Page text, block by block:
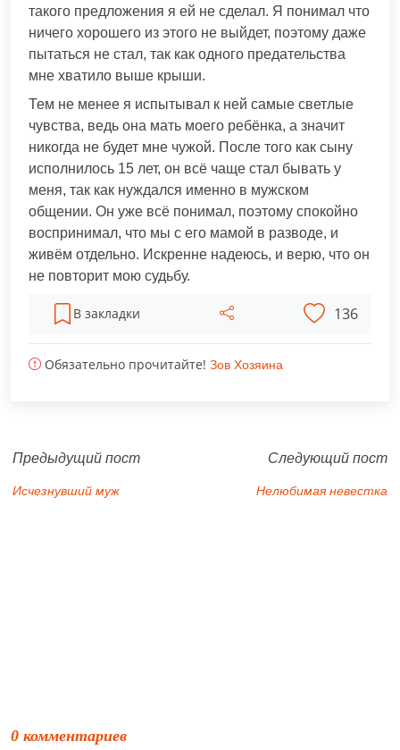
такого предложения я ей не сделал. Я понимал что
ничего хорошего из этого не выйдет, поэтому даже
пытаться не стал, так как одного предательства
мне хватило выше крыши.
Тем не менее я испытывал к ней самые светлые
чувства, ведь она мать моего ребёнка, а значит
никогда не будет мне чужой. После того как сыну
исполнилось 15 лет, он всё чаще стал бывать у
меня, так как нуждался именно в мужском
общении. Он уже всё понимал, поэтому спокойно
воспринимал, что мы с его мамой в разводе, и
живём отдельно. Искренне надеюсь, и верю, что он
не повторит мою судьбу.
В закладки 136
Обязательно прочитайте! Зов Хозяина
Предыдущий пост
Исчезнувший муж
Следующий пост
Нелюбимая невестка
0 комментариев